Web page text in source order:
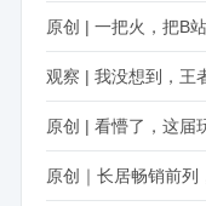
观察 | 我没想到，王
原创 | 看懵了，这届